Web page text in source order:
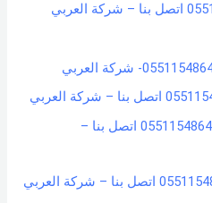
شركة تنظيف مكيفات بحائل – 0551154864 اتصل بنا –